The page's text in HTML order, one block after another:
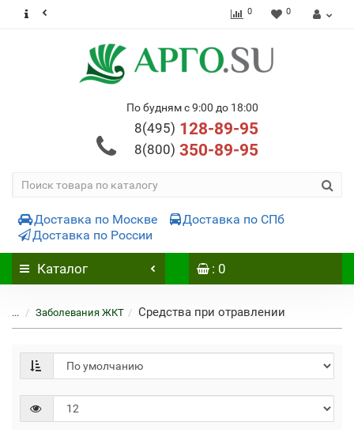
0 0
По будням с 9:00 до 18:00
8(495) 128-89-95
8(800) 350-89-95
Доставка по Москве
Доставка по СПб
Доставка по России
Каталог : 0
... Заболевания ЖКТ Средства при отравлении